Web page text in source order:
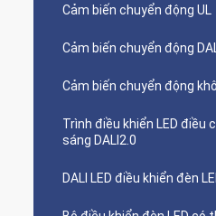
Cảm biến chuyển động UL
Cảm biến chuyển động
Cảm biến chuyển động
Trình điều khiển LED điều
sáng DALI2.0
DALI LED điều khiển đèn